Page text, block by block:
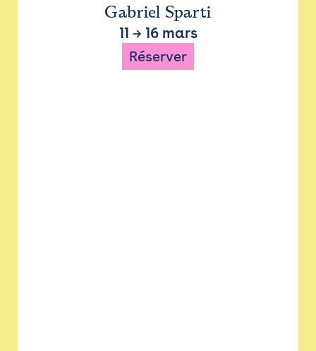
Gabriel Sparti
11 → 16 mars
Réserver